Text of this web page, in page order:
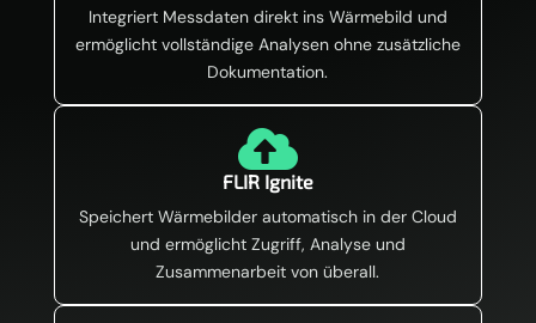
Integriert Messdaten direkt ins Wärmebild und
ermöglicht vollständige Analysen ohne zusätzliche
Dokumentation.

FLIR Ignite
Speichert Wärmebilder automatisch in der Cloud
und ermöglicht Zugriff, Analyse und
Zusammenarbeit von überall.